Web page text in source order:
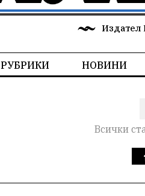
РУБРИКИ НОВИНИ
Всички